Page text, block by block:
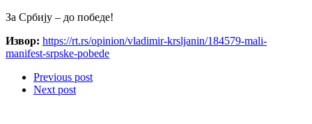
За Србију – до победе!
Извор: https://rt.rs/opinion/vladimir-krsljanin/184579-mali-
manifest-srpske-pobede
Previous post
Next post